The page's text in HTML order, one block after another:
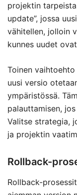
projektin
update”, jossa
vähitellen, jolloin
kunnes uudet
Toinen vaihtoehto
uusi versio
ympäristössä.
palauttamisen,
Valitse strategia,
ja projektin
Rollback-
Rollback-